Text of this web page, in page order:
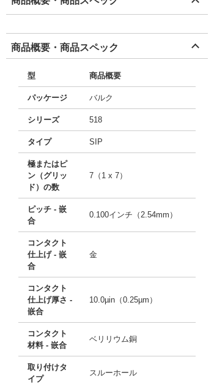
商品概要・商品スペック
型 商品概要
パッケージ バルク
シリーズ 518
タイプ SIP
極またはピ
ン（グリッ
ド）の数
7（1 x 7）
ピッチ - 嵌
合
0.100インチ（2.54mm）
コンタクト
仕上げ - 嵌
合
金
コンタクト
仕上げ厚さ -
嵌合
10.0µin（0.25µm）
コンタクト
材料 - 嵌合
ベリリウム銅
取り付けタ
イプ
スルーホール